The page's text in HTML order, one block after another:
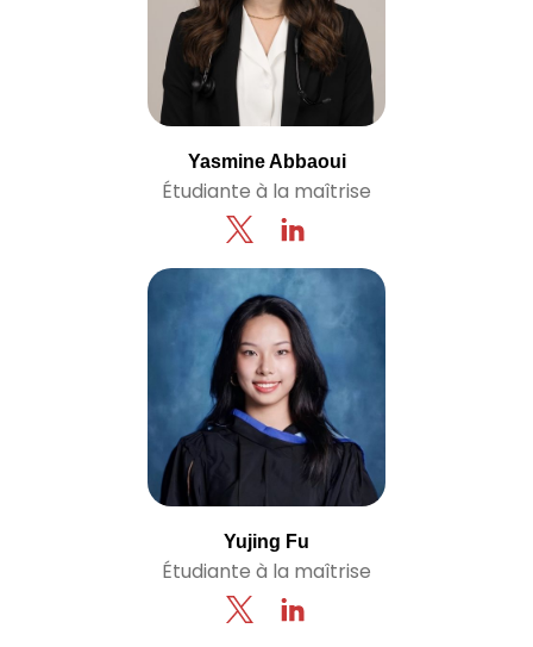
Yasmine Abbaoui
Étudiante à la maîtrise
Yujing Fu
Étudiante à la maîtrise